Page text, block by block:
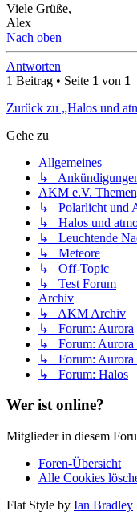
Viele Grüße,
Alex
Nach oben
Antworten
1 Beitrag • Seite 1 von 1
Zurück zu „Halos und
Gehe zu
Allgemeines
↳
AKM e.V.
↳ Polarlicht und
↳ Halos und
↳ Leuchtende
↳ Meteore
↳ Off-Topic
↳ Test Forum
Archiv
↳ AKM Archiv
↳ Forum: Aurora
↳ Forum: Aurora
↳ Forum: Aurora
↳ Forum: Halos
Wer ist online?
Mitglieder in diesem
Foren-Übersicht
Alle Cookies
Flat Style by Ian Bradley